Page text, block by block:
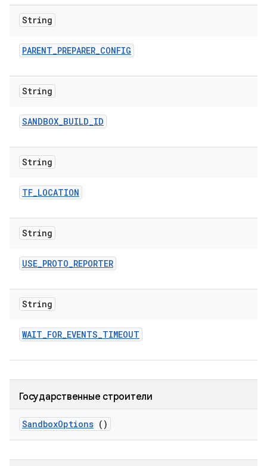
String
PARENT_PREPARER_CONFIG
String
SANDBOX_BUILD_ID
String
TF_LOCATION
String
USE_PROTO_REPORTER
String
WAIT_FOR_EVENTS_TIMEOUT
Государственные строители
SandboxOptions ()